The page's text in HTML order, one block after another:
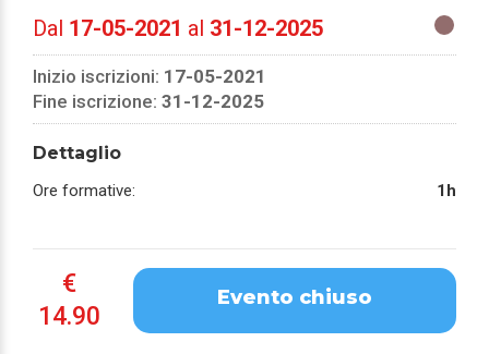
Dal 17-05-2021 al 31-12-2025
Inizio iscrizioni: 17-05-2021
Fine iscrizione: 31-12-2025
Dettaglio
Ore formative: 1h
Evento chiuso
€
14.90